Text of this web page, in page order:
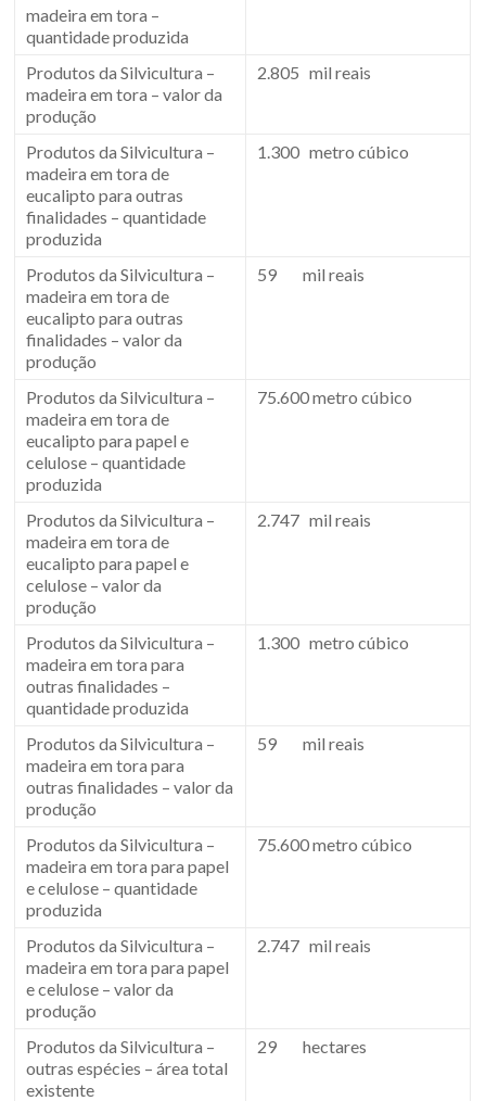
madeira em tora –
quantidade produzida
Produtos da Silvicultura –
madeira em tora – valor da
produção
2.805 mil reais
Produtos da Silvicultura –
madeira em tora de
eucalipto para outras
finalidades – quantidade
produzida
1.300 metro cúbico
Produtos da Silvicultura –
madeira em tora de
eucalipto para outras
finalidades – valor da
produção
59 mil reais
Produtos da Silvicultura –
madeira em tora de
eucalipto para papel e
celulose – quantidade
produzida
75.600 metro cúbico
Produtos da Silvicultura –
madeira em tora de
eucalipto para papel e
celulose – valor da
produção
2.747 mil reais
Produtos da Silvicultura –
madeira em tora para
outras finalidades –
quantidade produzida
1.300 metro cúbico
Produtos da Silvicultura –
madeira em tora para
outras finalidades – valor da
produção
59 mil reais
Produtos da Silvicultura –
madeira em tora para papel
e celulose – quantidade
produzida
75.600 metro cúbico
Produtos da Silvicultura –
madeira em tora para papel
e celulose – valor da
produção
2.747 mil reais
Produtos da Silvicultura –
outras espécies – área total
existente
29 hectares